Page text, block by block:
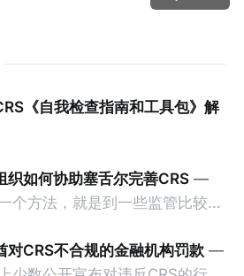
《自我检查指南和工具包》解
织如何协助塞舌尔完善CRS —
个方法，就是到一些监管比较松
账户或实体，并透过提供错误的
过CRS传回至居民地的税务机
对CRS不合规的金融机构罚款 —